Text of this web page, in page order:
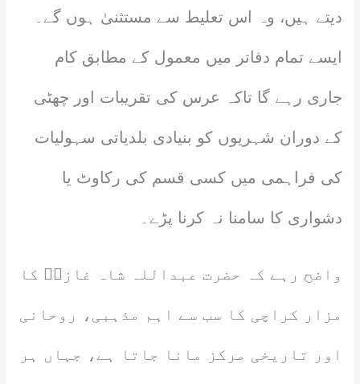
دیتے ہیں، وہ اس تعلیط سے مستثنیٰ ہوں گے۔
ایسے تمام دفاتر میں معمول کے مطابق کام
جاری رہے گا تاکہ عرس کی تقریبات اور چھٹی
کے دوران شہریوں کو بنیادی بلدیاتی سہولیات
کی فراہمی میں کسی قسم کی رکاوٹ یا
دشواری کا سامنا نہ کرنا پڑے۔
واضح رہے کہ حضرت عبداللہ شاہ غازیؒ کا
مزار کراچی کا سب سے اہم مذہبی، روحانی
اور تاریخی مرکز مانا جاتا ہے، جہاں ہر